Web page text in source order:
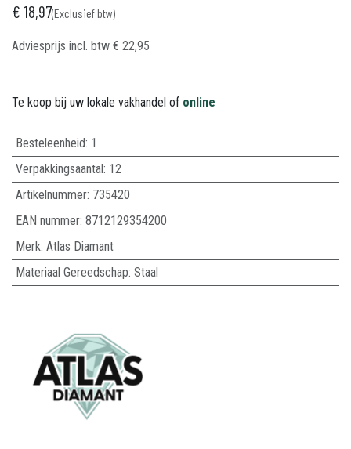
€18,97(Exclusief btw)
Adviesprijs incl. btw € 22,95
Te koop bij uw lokale vakhandel of online
Besteleenheid: 1
Verpakkingsaantal: 12
Artikelnummer: 735420
EAN nummer: 8712129354200
Merk: Atlas Diamant
Materiaal Gereedschap: Staal